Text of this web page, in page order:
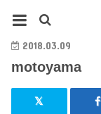
2018.03.09
motoyama